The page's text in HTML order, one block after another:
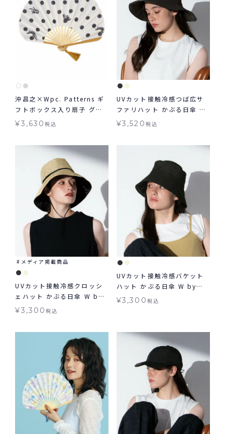
沖昌之×Wpc. Patterns ギ
フトボックス入り扇子 グッ
ズ ギフト対象 ≪メール便対
¥3,630税込
UVカット接触冷感つば広サ
ファリハット かぶる日傘 W
by Wpc. 帽子 ギフト対象
¥3,520 税込
メディア掲載商品
UVカット接触冷感クロッシ
ェハット かぶる日傘 W by
Wpc. 帽子 ギフト対象 グッ
¥3,300税込
UVカット接触冷感バケット
ハット かぶる日傘 W by
Wpc. 帽子 ギフト対象 グッ
¥3,300 税込